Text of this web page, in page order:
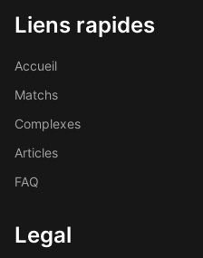
Liens rapides
Accueil
Matchs
Complexes
Articles
FAQ
Legal